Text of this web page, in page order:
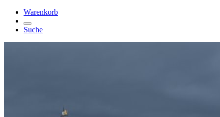
Warenkorb
Suche